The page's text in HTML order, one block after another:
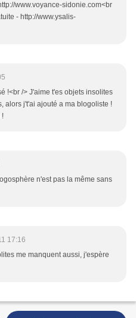
www.voyance-sidonie.com<br
- http://www.ysalis-
!<br /> J'aime t'es objets insolites
alors j't'ai ajouté a ma blogoliste !
!
n'est pas la même sans
17:16
me manquent aussi, j'espère